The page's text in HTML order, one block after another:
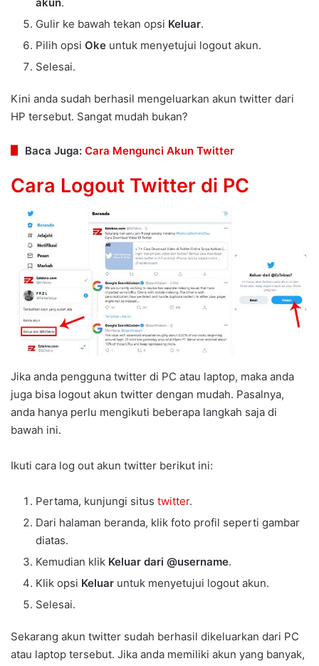
Gulir ke bawah tekan opsi Keluar.
Pilih opsi Oke untuk menyetujui logout akun.
Selesai.
Kini anda sudah berhasil mengeluarkan akun twitter dari
HP tersebut. Sangat mudah bukan?
Baca Juga: Cara Mengunci Akun Twitter
Cara Logout Twitter di PC
Jika anda pengguna twitter di PC atau laptop, maka anda
juga bisa logout akun twitter dengan mudah. Pasalnya,
anda hanya perlu mengikuti beberapa langkah saja di
bawah ini.
Ikuti cara log out akun twitter berikut ini:
Pertama, kunjungi situs twitter.
Dari halaman beranda, klik foto profil seperti gambar
diatas.
Kemudian klik Keluar dari @username.
Klik opsi Keluar untuk menyetujui logout akun.
Selesai.
Sekarang akun twitter sudah berhasil dikeluarkan dari PC
atau laptop tersebut. Jika anda memiliki akun yang banyak,